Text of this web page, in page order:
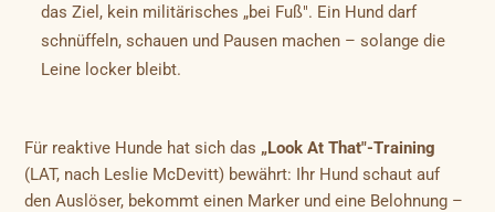
das Ziel, kein militärisches „bei Fuß". Ein Hund darf
schnüffeln, schauen und Pausen machen – solange die
Leine locker bleibt.
Für reaktive Hunde hat sich das „Look At That"-Training
(LAT, nach Leslie McDevitt) bewährt: Ihr Hund schaut auf
den Auslöser, bekommt einen Marker und eine Belohnung –